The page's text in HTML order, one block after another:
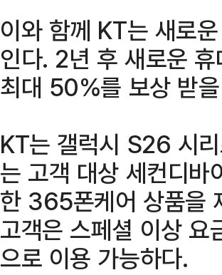
이와 함께 KT는 새로
인다. 2년 후 새로운
최대 50%를 보상 받
KT는 갤럭시 S26 시
는 고객 대상 세컨디바
한 365폰케어 상품을
고객은 스페셜 이상
으로 이용 가능하다.